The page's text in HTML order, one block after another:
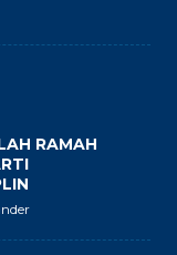
RAMAH